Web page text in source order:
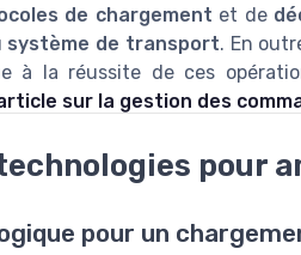
de chargement et de
système de transport. En
à la réussite de ces
sur la gestion des
pour
pour un